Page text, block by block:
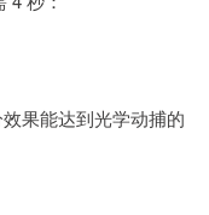
果能达到光学动捕的